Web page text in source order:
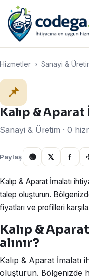
Hizmetler › Sanayi &
📌
Kalıp & Aparat
Sanayi & Üretim · 0
Paylaş 🟢 𝕏 f
Kalıp & Aparat İmalatı
talep oluşturun.
fiyatları ve profilleri
Kalıp &
alınır?
Kalıp & Aparat İmalatı
oluşturun. Bölgenizde